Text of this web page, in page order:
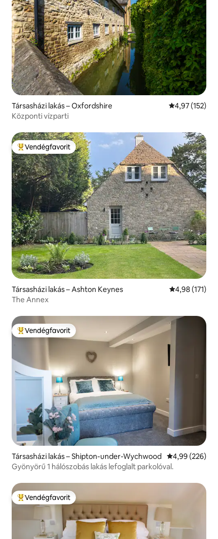
Társasházi lakás – Oxfordshire Átlagos
4,97 (152)
Központi vízparti
Kiemelt vendégfavorit
Vendégfavorit
Társasházi lakás – Ashton Keynes Átlagos
4,98 (171)
The Annex
Kiemelt vendégfavorit
Vendégfavorit
Társasházi lakás – Shipton-under-Wychwood Átlagos
4,99 (226)
Gyönyörű 1 hálószobás lakás lefoglalt parkolóval.
Kiemelt vendégfavorit
Vendégfavorit